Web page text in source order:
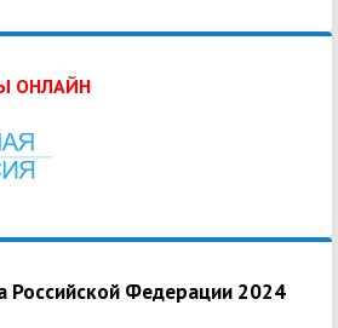
ОНЛАЙН
Российской Федерации 2024